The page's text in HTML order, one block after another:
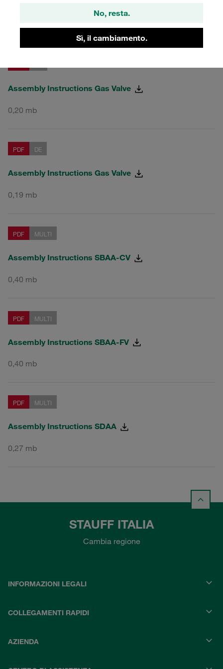
No, resta.
Sì, il cambiamento.
Assembly Instructions Gas Valve
0,20 mb
PDF DE
Assembly Instructions Gas Valve
0,19 mb
PDF MULTI
Assembly Instructions SBAA-CV
0,40 mb
PDF MULTI
Assembly Instructions SBAA-FV
0,40 mb
PDF MULTI
Assembly Instructions SDAA
0,27 mb
STAUFF ITALIA
Cambia regione
INFORMAZIONI LEGALI
COLLEGAMENTI RAPIDI
AZIENDA